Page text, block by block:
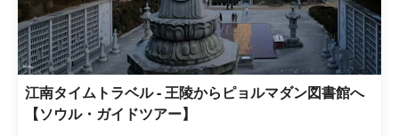
江南タイムトラベル - 王陵からピョルマダン図書館へ
【ソウル・ガイドツアー】